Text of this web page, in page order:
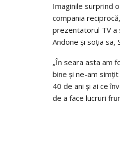
Imaginile surprind
compania
prezentatorul TV a
Andone și soția sa,
„În seara asta am
bine și ne-am
40 de ani și ai ce
de a face lucruri